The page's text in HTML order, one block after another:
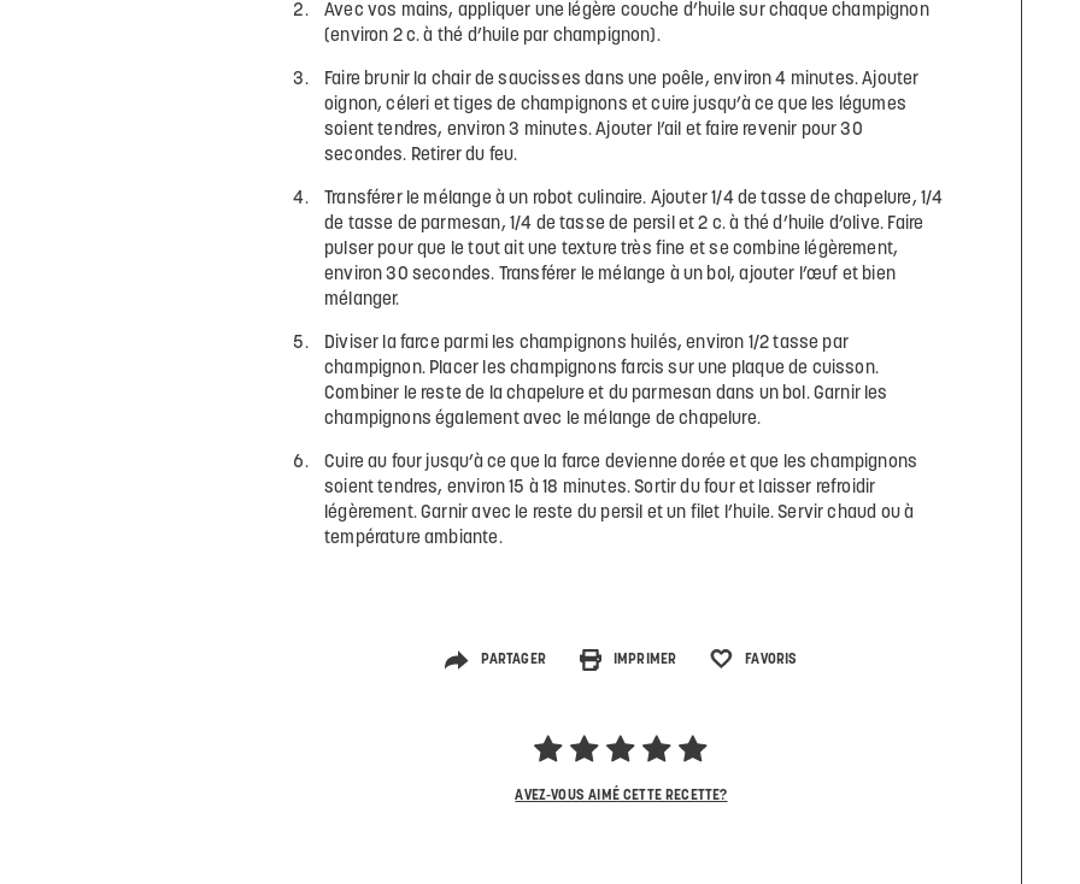
Avec vos mains, appliquer une légère couche d’huile sur chaque champignon
(environ 2 c. à thé d’huile par champignon).
Faire brunir la chair de saucisses dans une poêle, environ 4 minutes. Ajouter
oignon, céleri et tiges de champignons et cuire jusqu’à ce que les légumes
soient tendres, environ 3 minutes. Ajouter l’ail et faire revenir pour 30
secondes. Retirer du feu.
Transférer le mélange à un robot culinaire. Ajouter 1/4 de tasse de chapelure, 1/4
de tasse de parmesan, 1/4 de tasse de persil et 2 c. à thé d’huile d’olive. Faire
pulser pour que le tout ait une texture très fine et se combine légèrement,
environ 30 secondes. Transférer le mélange à un bol, ajouter l’œuf et bien
mélanger.
Diviser la farce parmi les champignons huilés, environ 1/2 tasse par
champignon. Placer les champignons farcis sur une plaque de cuisson.
Combiner le reste de la chapelure et du parmesan dans un bol. Garnir les
champignons également avec le mélange de chapelure.
Cuire au four jusqu’à ce que la farce devienne dorée et que les champignons
soient tendres, environ 15 à 18 minutes. Sortir du four et laisser refroidir
légèrement. Garnir avec le reste du persil et un filet l’huile. Servir chaud ou à
température ambiante.
PARTAGER IMPRIMER FAVORIS
AVEZ-VOUS AIMÉ CETTE RECETTE?